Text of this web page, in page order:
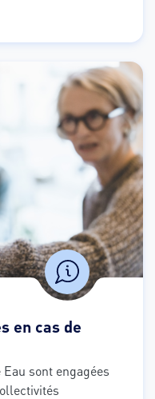
en cas de
sont engagées